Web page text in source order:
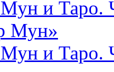
и Таро.
Мун»
и Таро.